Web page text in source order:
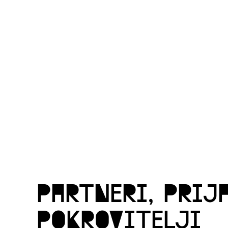
partneri,
pokrovitelji